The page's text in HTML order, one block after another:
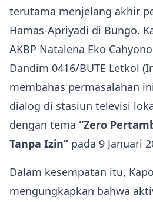
terutama menjelang akhir
Hamas-Apriyadi di Bungo.
AKBP Natalena Eko
Dandim 0416/BUTE Letkol
membahas permasalahan
dialog di stasiun televisi
dengan tema “Zero
Tanpa Izin” pada 9 Januari
Dalam kesempatan itu,
mengungkapkan bahwa